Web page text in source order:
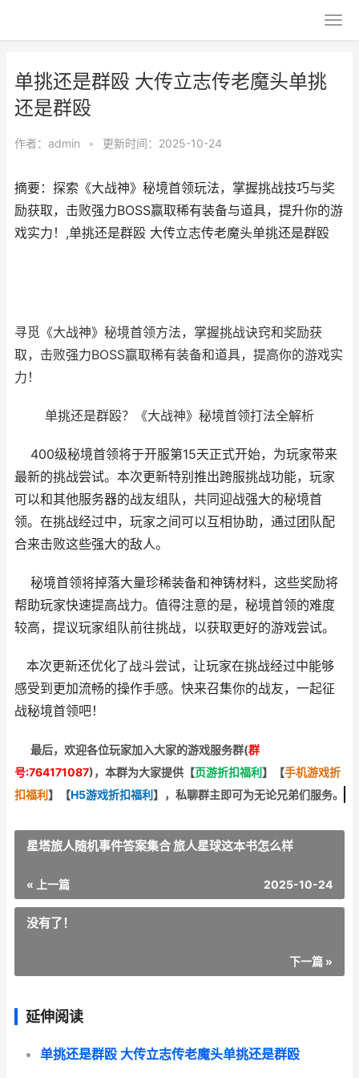
单挑还是群殴 大传立志传老魔头单挑
还是群殴
作者： admin • 更新时间：2025-10-24
摘要：探索《大战神》秘境首领玩法，掌握挑战技巧与奖
励获取，击败强力BOSS赢取稀有装备与道具，提升你的游
戏实力！,单挑还是群殴 大传立志传老魔头单挑还是群殴
寻觅《大战神》秘境首领方法，掌握挑战诀窍和奖励获
取，击败强力BOSS赢取稀有装备和道具，提高你的游戏实
力！
单挑还是群殴？《大战神》秘境首领打法全解析
400级秘境首领将于开服第15天正式开始，为玩家带来
最新的挑战尝试。本次更新特别推出跨服挑战功能，玩家
可以和其他服务器的战友组队，共同迎战强大的秘境首
领。在挑战经过中，玩家之间可以互相协助，通过团队配
合来击败这些强大的敌人。
秘境首领将掉落大量珍稀装备和神铸材料，这些奖励将
帮助玩家快速提高战力。值得注意的是，秘境首领的难度
较高，提议玩家组队前往挑战，以获取更好的游戏尝试。
本次更新还优化了战斗尝试，让玩家在挑战经过中能够
感受到更加流畅的操作手感。快来召集你的战友，一起征
战秘境首领吧！
最后，欢迎各位玩家加入大家的游戏服务群(群
号:764171087)，本群为大家提供【页游折扣福利 】 【手机游戏折
扣福利 】 【H5游戏折扣福利 】 ，私聊群主即可为无论兄弟们服务。
星塔旅人随机事件答案集合 旅人星球这本书怎么样
« 上一篇 2025-10-24
没有了！
下一篇 »
延伸阅读
单挑还是群殴 大传立志传老魔头单挑还是群殴